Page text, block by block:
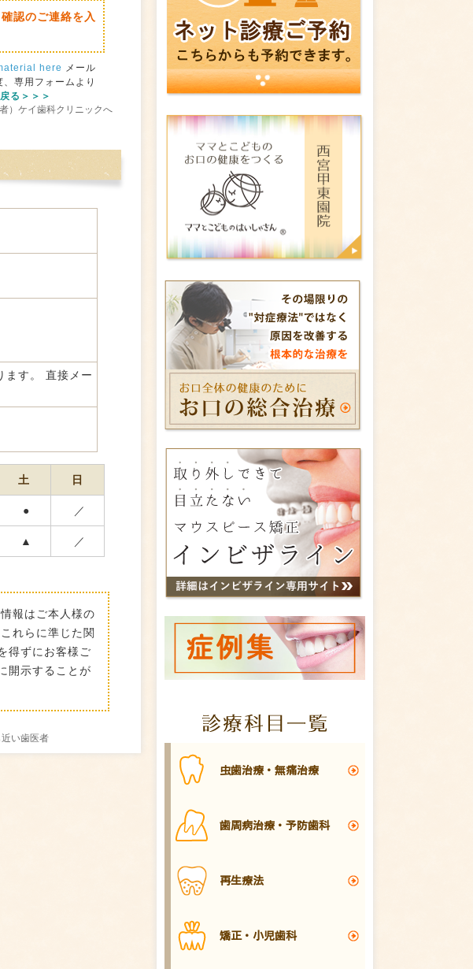
認のご連絡を入
here メール
専用フォームより
る＞＞＞
）ケイ歯科クリニックへ
す。 直接メー
土 日
● ／
▲ ／
報はご本人様の
れらに準じた関
得ずにお客様ご
開示することが
い歯医者
虫歯治療・無痛治療
歯周病治療・予防歯科
再生療法
矯正・小児歯科